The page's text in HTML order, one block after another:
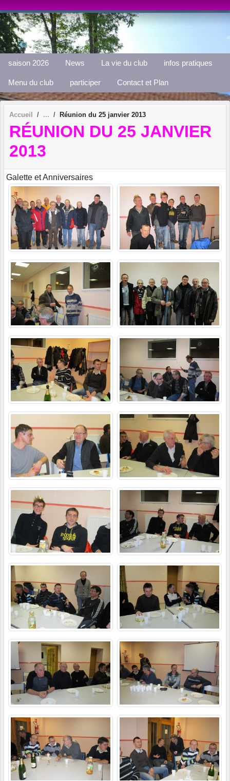
saison 2026 News La vie du club infos pratiques
Menu du club participer Contact et Plan
Accueil Réunion du 25 janvier 2013
RÉUNION DU 25 JANVIER
2013
Galette et Anniversaires